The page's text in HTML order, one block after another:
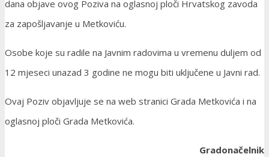
dana objave ovog Poziva na oglasnoj ploči Hrvatskog zavoda
za zapošljavanje u Metkoviću.
Osobe koje su radile na Javnim radovima u vremenu duljem od
12 mjeseci unazad 3 godine ne mogu biti uključene u Javni rad.
Ovaj Poziv objavljuje se na web stranici Grada Metkovića i na
oglasnoj ploči Grada Metkovića.
Gradonačelnik